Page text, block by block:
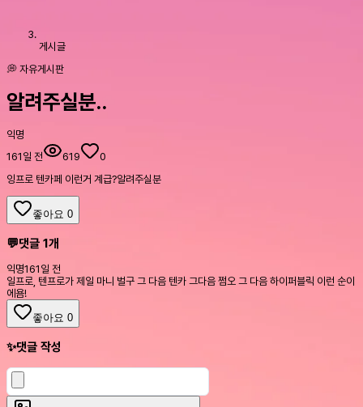
게시글
💭 자유게시판
알려주실분..
익명
161일 전
619
0
잉프로 텐카페 이런거 계급?알려주실분
좋아요 0
💬댓글 1개
익명161일 전
일프로, 텐프로가 제일 마니 벌구 그 다음 텐카 그다음 쩜오 그 다음 하이퍼블릭 이런 순이
에욤!
좋아요 0
✨댓글 작성